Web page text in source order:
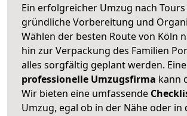
Ein erfolgreicher Umzug nach
gründliche Vorbereitung und
Wählen der besten Route von Köln
hin zur Verpackung des Familien
alles sorgfältig geplant werden. Eine
professionelle Umzugsfirma kann
Wir bieten eine umfassende
Umzug, egal ob in der Nähe oder in